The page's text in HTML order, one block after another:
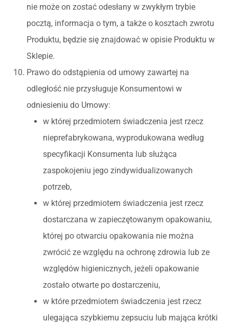
nie może on zostać odesłany w zwykłym trybie
pocztą, informacja o tym, a także o kosztach zwrotu
Produktu, będzie się znajdować w opisie Produktu w
Sklepie.
Prawo do odstąpienia od umowy zawartej na
odległość nie przysługuje Konsumentowi w
odniesieniu do Umowy:
w której przedmiotem świadczenia jest rzecz
nieprefabrykowana, wyprodukowana według
specyfikacji Konsumenta lub służąca
zaspokojeniu jego zindywidualizowanych
potrzeb,
w której przedmiotem świadczenia jest rzecz
dostarczana w zapieczętowanym opakowaniu,
której po otwarciu opakowania nie można
zwrócić ze względu na ochronę zdrowia lub ze
względów higienicznych, jeżeli opakowanie
zostało otwarte po dostarczeniu,
w które przedmiotem świadczenia jest rzecz
ulegająca szybkiemu zepsuciu lub mająca krótki